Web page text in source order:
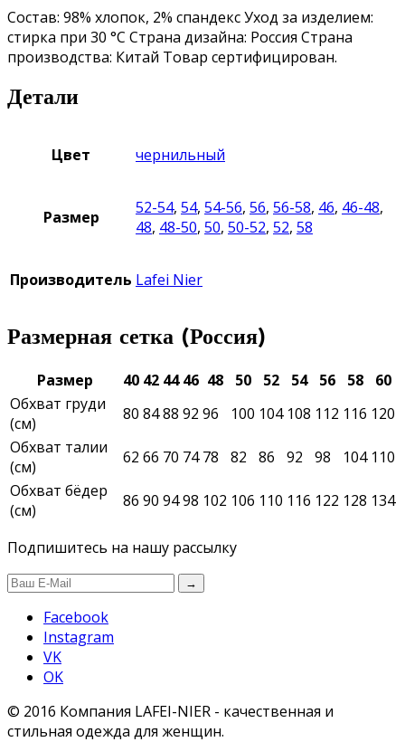
Состав: 98% хлопок, 2% спандекс Уход за изделием:
стирка при 30 °С Страна дизайна: Россия Страна
производства: Китай Товар сертифицирован.
Детали
Цвет чернильный
Размер 52-54, 54, 54-56, 56, 56-58, 46, 46-48,
48, 48-50, 50, 50-52, 52, 58
Производитель Lafei Nier
Размерная сетка (Россия)
Размер 40 42 44 46 48 50 52 54 56 58
60
Обхват груди
(см)
80 8488 92 96 100 104 108 112 116 120
Обхват талии
(см)
62 66 70 74 78 82 86 92 98 104 110
Обхват бёдер
(см)
86 90 9498 102 106 110 116 122 128 134
Подпишитесь на нашу рассылку
→
Facebook
Instagram
VK
OK
© 2016 Компания LAFEI-NIER - качественная и
стильная одежда для женщин.